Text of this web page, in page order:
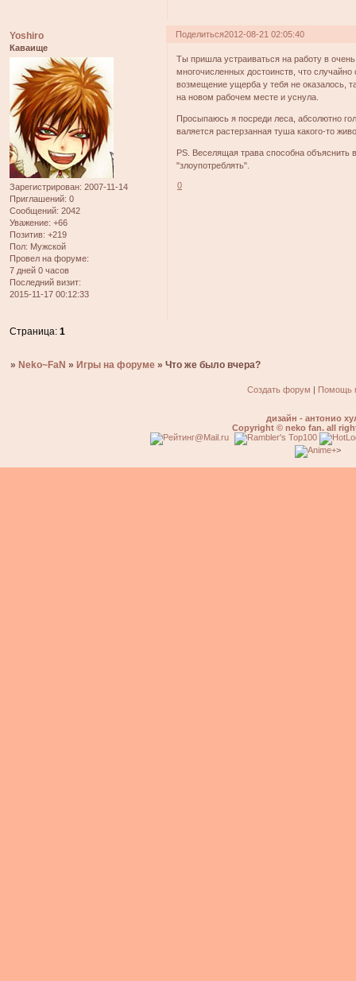
Поделиться2012-08-21 02:05:40
Yoshiro
Каваище
Зарегистрирован: 2007-11-14
Приглашений: 0
Сообщений: 2042
Уважение: +66
Позитив: +219
Пол: Мужской
Провел на форуме:
7 дней 0 часов
Последний визит:
2015-11-17 00:12:33
Ты пришла устраиваться на работу в
многочисленных достоинств, что
возмещение ущерба у тебя не оказалось,
на новом рабочем месте и уснула.
Просыпаюсь я посреди леса, абсолютно
валяется растерзанная туша какого-то
PS. Веселящая трава способна
"злоупотреблять".
0
Страница:1
» Neko~FaN » Игры на форуме »Что же было вчера?
Создать форум Помощь
дизайн - антонио
Copyright © neko fan. all
>